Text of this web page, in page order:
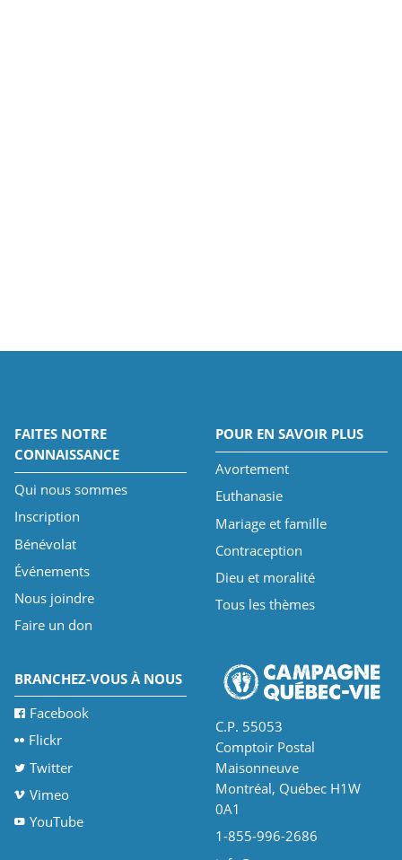
FAITES NOTRE
CONNAISSANCE
Qui nous sommes
Inscription
Bénévolat
Événements
Nous joindre
Faire un don
POUR EN SAVOIR PLUS
Avortement
Euthanasie
Mariage et famille
Contraception
Dieu et moralité
Tous les thèmes
BRANCHEZ-VOUS À NOUS
Facebook
Flickr
Twitter
Vimeo
YouTube
C.P. 55053
Comptoir Postal
Maisonneuve
Montréal, Québec H1W
0A1
1-855-996-2686